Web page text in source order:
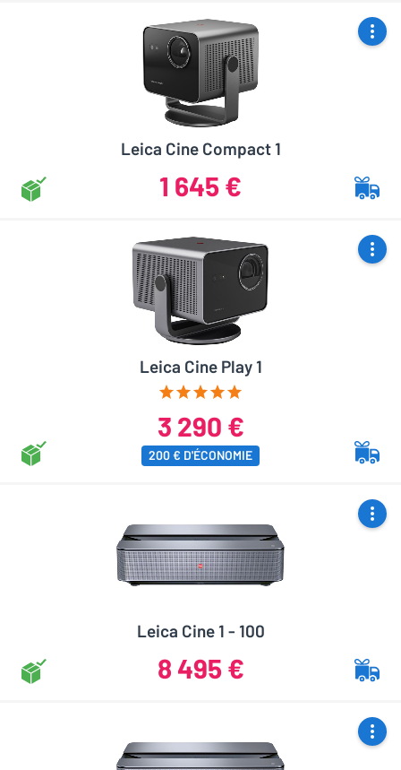
Leica Cine Compact 1
1 645 €
Leica Cine Play 1
3 290 €
200 € D'ÉCONOMIE
Leica Cine 1 - 100
8 495 €